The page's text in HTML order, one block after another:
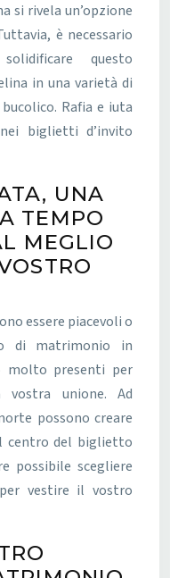
si rivela un’opzione
è necessario
questo
in una varietà di
Rafia e iuta
biglietti d’invito
UNA
TEMPO
MEGLIO
essere piacevoli o
di matrimonio in
molto presenti per
vostra unione. Ad
possono creare
centro del biglietto
possibile scegliere
vestire il vostro